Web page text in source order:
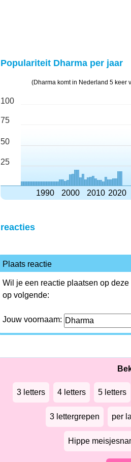
Populariteit Dharma per jaar
(Dharma komt in Nederland 5 keer
100
75
50
25
1990 2000 2010 2020
reacties
Plaats reactie
Wil je een reactie plaatsen op
op volgende:
Jouw voornaam:
3 letters 4 letters 5 letters
3 lettergrepen per
Hippe